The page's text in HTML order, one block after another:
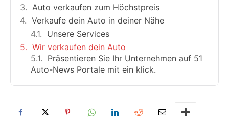
Auto verkaufen zum Höchstpreis
Verkaufe dein Auto in deiner Nähe
Unsere Services
Wir verkaufen dein Auto
Präsentieren Sie Ihr Unternehmen auf 51
Auto-News Portale mit ein klick.